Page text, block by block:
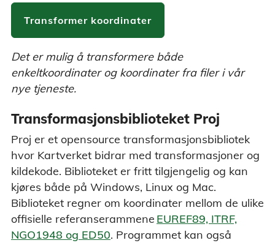
Transformer koordinater
Det er mulig å transformere både
enkeltkoordinater og koordinater fra filer i vår
nye tjeneste.
Transformasjonsbiblioteket Proj
Proj er et opensource transformasjonsbibliotek
hvor Kartverket bidrar med transformasjoner og
kildekode. Biblioteket er fritt tilgjengelig og kan
kjøres både på Windows, Linux og Mac.
Biblioteket regner om koordinater mellom de ulike
offisielle referanserammene EUREF89, ITRF,
NGO1948 og ED50. Programmet kan også